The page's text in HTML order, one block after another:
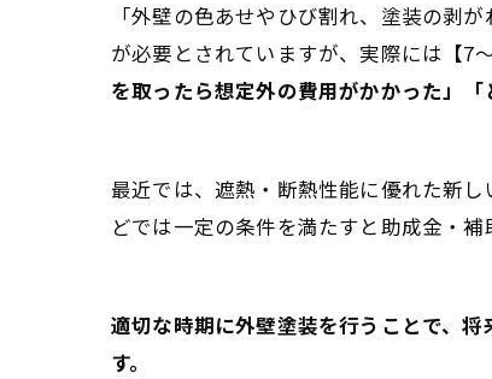
「外壁の色あせやひび割れ、塗装の剥
が必要とされていますが、実際には【7
を取ったら想定外の費用がかかった」
最近では、遮熱・断熱性能に優れた新
どでは一定の条件を満たすと助成金・
適切な時期に外壁塗装を行うことで、
す。